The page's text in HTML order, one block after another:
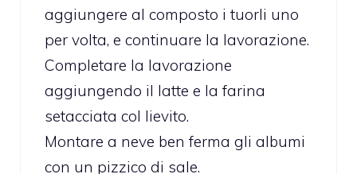
aggiungere al composto i tuorli uno
per volta, e continuare la lavorazione.
Completare la lavorazione
aggiungendo il latte e la farina
setacciata col lievito.
Montare a neve ben ferma gli albumi
con un pizzico di sale.